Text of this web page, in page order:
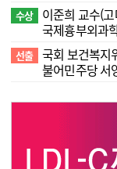
수상
이준희 교수(
국제흉부외과
선출 국회 보건복지
불어민주당 서